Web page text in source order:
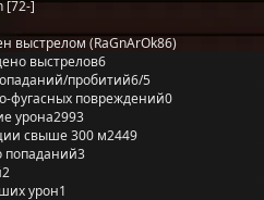
[72-]
выстрелом (RaGnArOk86)
выстрелов6
пробитий6/5
фугасных повреждений0
урона2993
свыше 300 м2449
попаданий3
2
урон1